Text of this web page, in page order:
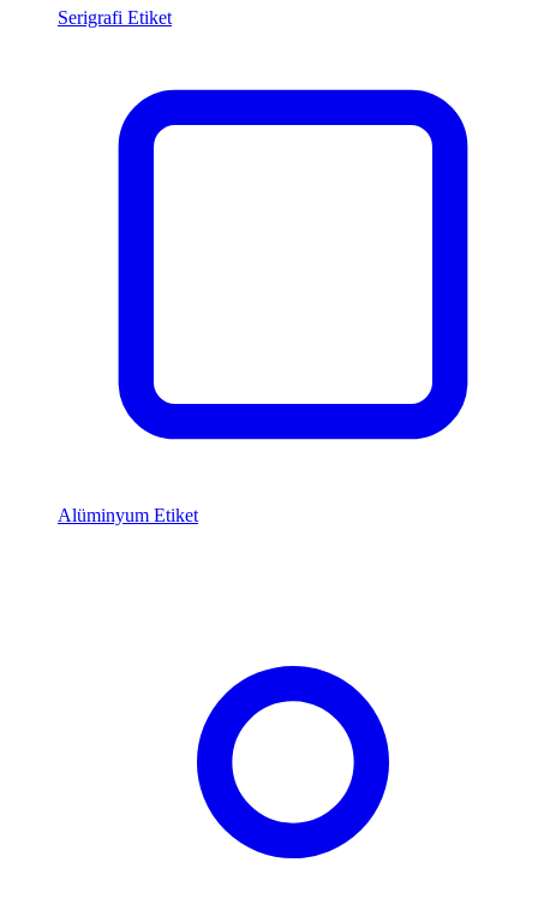
Serigrafi Etiket
Alüminyum Etiket